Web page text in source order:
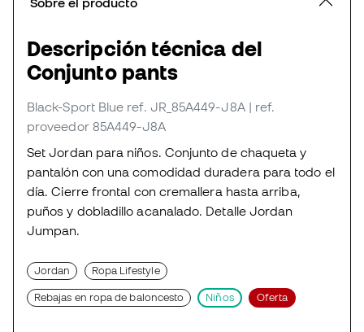
Descripción técnica del
Conjunto pants
Black-Sport Blue ref. JR_85A449-J8A | ref.
proveedor 85A449-J8A
Set Jordan para niños. Conjunto de chaqueta y
pantalón con una comodidad duradera para todo el
día. Cierre frontal con cremallera hasta arriba,
puños y dobladillo acanalado. Detalle Jordan
Jumpan.
Jordan Ropa Lifestyle
Rebajas en ropa de baloncesto Niños Oferta